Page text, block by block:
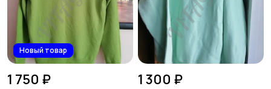
Новый товар
1 750 ₽ 1 300 ₽